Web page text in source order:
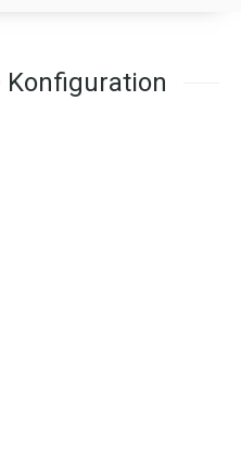
Konfiguration